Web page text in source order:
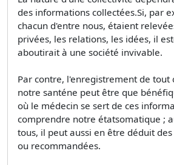
des informations collectées.Si, par
chacun d'entre nous, étaient
privées, les relations, les idées, il
aboutirait à une société invivable.
Par contre, l'enregistrement de tout
notre santéne peut être que
où le médecin se sert de ces
comprendre notre étatsomatique ;
tous, il peut aussi en être déduit
ou recommandées.